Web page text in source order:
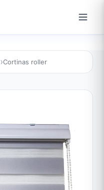
›Cortinas roller